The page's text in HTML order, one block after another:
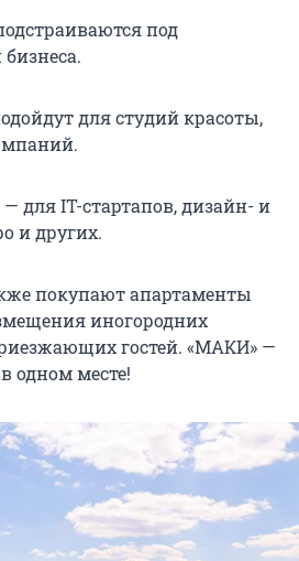
под
для студий красоты,
для IT-стартапов, дизайн- и
и других.
покупают апартаменты
иногородних
гостей. «МАКИ» —
одном месте!